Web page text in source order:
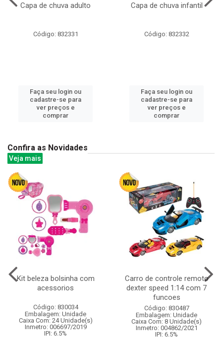
Capa de chuva adulto
Código: 832331
Faça seu login ou
cadastre-se para
ver preços e
comprar
Capa de chuva infantil
Código: 832332
Faça seu login ou
cadastre-se para
ver preços e
comprar
Confira as Novidades
Veja mais
Kit beleza bolsinha com
acessorios
Código: 830034
Embalagem: Unidade
Caixa Com: 24 Unidade(s)
Inmetro: 006697/2019
IPI: 6.5%
Carro de controle remoto
dexter speed 1:14 com 7
funcoes
Código: 830487
Embalagem: Unidade
Caixa Com: 8 Unidade(s)
Inmetro: 004862/2021
IPI: 6.5%